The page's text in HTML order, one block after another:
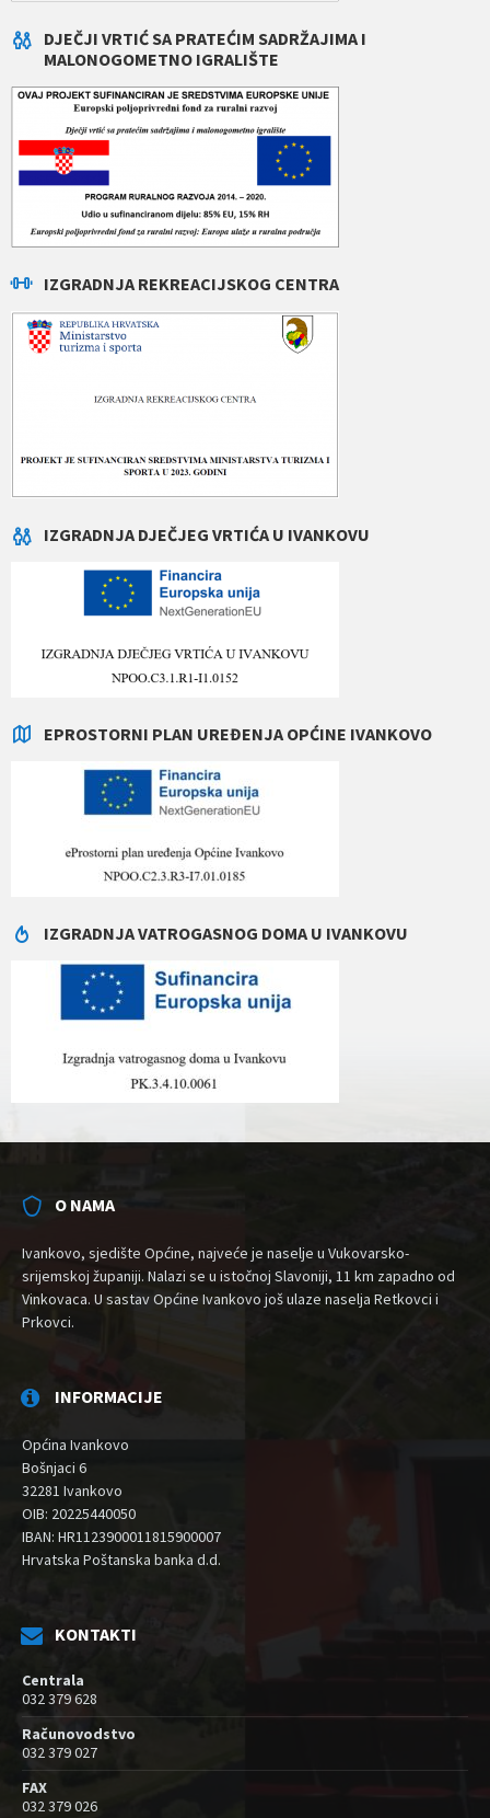
DJEČJI VRTIĆ SA PRATEĆIM SADRŽAJIMA I
MALONOGOMETNO IGRALIŠTE
IZGRADNJA REKREACIJSKOG CENTRA
IZGRADNJA DJEČJEG VRTIĆA U IVANKOVU
EPROSTORNI PLAN UREĐENJA OPĆINE IVANKOVO
IZGRADNJA VATROGASNOG DOMA U IVANKOVU
O NAMA
Ivankovo, sjedište Općine, najveće je naselje u Vukovarsko-
srijemskoj županiji. Nalazi se u istočnoj Slavoniji, 11 km zapadno od
Vinkovaca. U sastav Općine Ivankovo još ulaze naselja Retkovci i
Prkovci.
INFORMACIJE
Općina Ivankovo
Bošnjaci 6
32281 Ivankovo
OIB: 20225440050
IBAN: HR1123900011815900007
Hrvatska Poštanska banka d.d.
KONTAKTI
Centrala
032 379 628
Računovodstvo
032 379 027
FAX
032 379 026